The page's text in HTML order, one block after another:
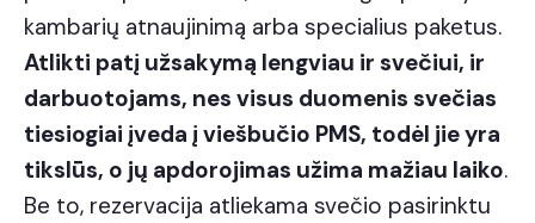
kambarių atnaujinimą arba specialius paketus.
Atlikti patį užsakymą lengviau ir svečiui, ir
darbuotojams, nes visus duomenis svečias
tiesiogiai įveda į viešbučio PMS, todėl jie yra
tikslūs, o jų apdorojimas užima mažiau laiko.
Be to, rezervacija atliekama svečio pasirinktu